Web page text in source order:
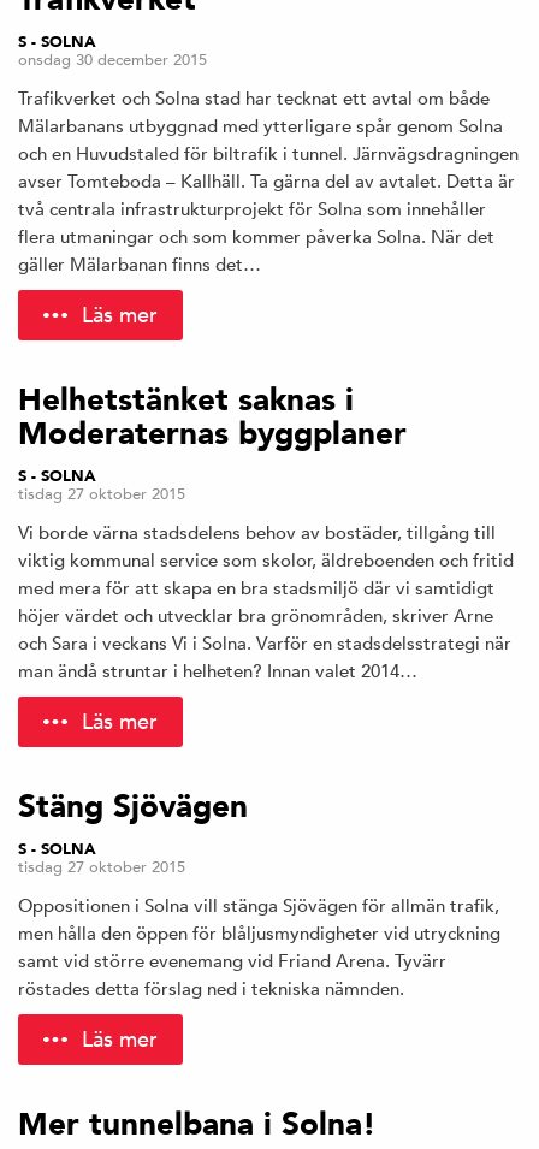
S - SOLNA
onsdag 30 december 2015
Trafikverket och Solna stad har tecknat ett avtal om både
Mälarbanans utbyggnad med ytterligare spår genom Solna
och en Huvudstaled för biltrafik i tunnel. Järnvägsdragningen
avser Tomteboda – Kallhäll. Ta gärna del av avtalet. Detta är
två centrala infrastrukturprojekt för Solna som innehåller
flera utmaningar och som kommer påverka Solna. När det
gäller Mälarbanan finns det…
Läs mer
Helhetstänket saknas i
Moderaternas byggplaner
S - SOLNA
tisdag 27 oktober 2015
Vi borde värna stadsdelens behov av bostäder, tillgång till
viktig kommunal service som skolor, äldreboenden och fritid
med mera för att skapa en bra stadsmiljö där vi samtidigt
höjer värdet och utvecklar bra grönområden, skriver Arne
och Sara i veckans Vi i Solna. Varför en stadsdelsstrategi när
man ändå struntar i helheten? Innan valet 2014…
Läs mer
Stäng Sjövägen
S - SOLNA
tisdag 27 oktober 2015
Oppositionen i Solna vill stänga Sjövägen för allmän trafik,
men hålla den öppen för blåljusmyndigheter vid utryckning
samt vid större evenemang vid Friand Arena. Tyvärr
röstades detta förslag ned i tekniska nämnden.
Läs mer
Mer tunnelbana i Solna!